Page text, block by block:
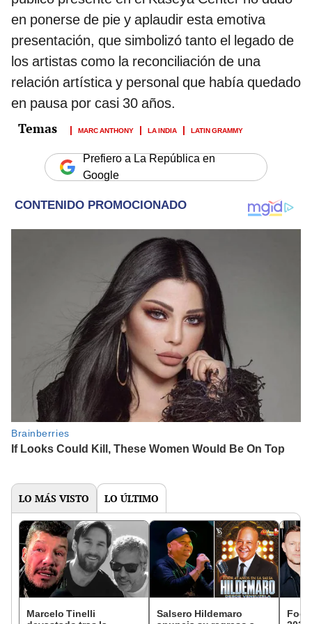
en ponerse de pie y aplaudir esta emotiva
presentación, que simbolizó tanto el legado de
los artistas como la reconciliación de una
relación artística y personal que había quedado
en pausa por casi 30 años.
MARC ANTHONY LA INDIA LATIN GRAMMY
Prefiero a La República en
Google
LO MÁS VISTO LO ÚLTIMO
Marcelo Tinelli
Salsero Hildemaro
Foo